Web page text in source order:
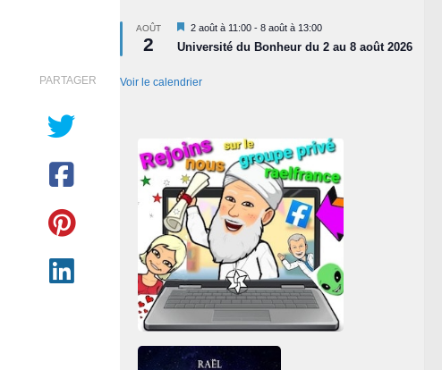
PARTAGER
AOÛT
2
Mis
en
avant
2 août à 11:00 - 8 août à 13:00
Université du Bonheur du 2 au 8 août 2026
Voir le calendrier